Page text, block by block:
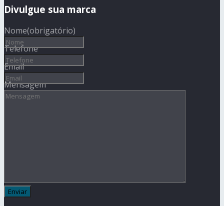
Divulgue sua marca
Nome(obrigatório)
Telefone
Email
Mensagem